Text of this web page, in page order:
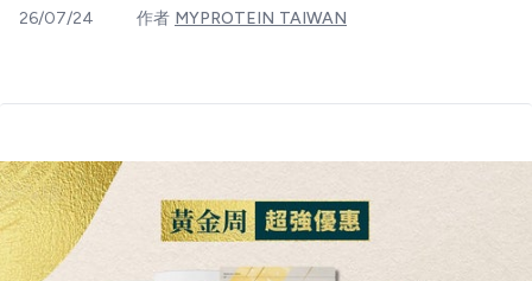
26/07/24 作者 MYPROTEIN TAIWAN